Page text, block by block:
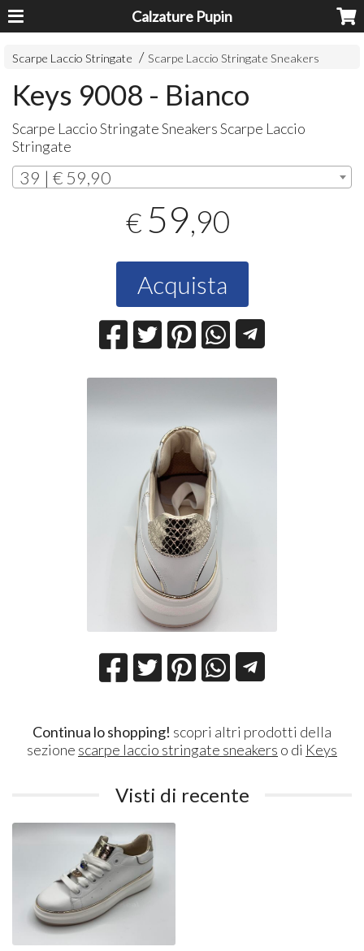
Calzature Pupin
Scarpe Laccio Stringate Scarpe Laccio Stringate Sneakers
Keys 9008 - Bianco
Scarpe Laccio Stringate Sneakers Scarpe Laccio
Stringate
39 | € 59,90
€ 59,90
Acquista
Continua lo shopping! scopri altri prodotti della
sezione scarpe laccio stringate sneakers o di Keys
Visti di recente